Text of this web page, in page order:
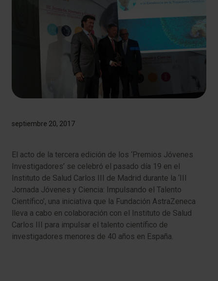
septiembre 20, 2017
El acto de la tercera edición de los ‘Premios Jóvenes
Investigadores’ se celebró el pasado día 19 en el
Instituto de Salud Carlos III de Madrid durante la ‘III
Jornada Jóvenes y Ciencia: Impulsando el Talento
Científico’, una iniciativa que la Fundación AstraZeneca
lleva a cabo en colaboración con el Instituto de Salud
Carlos III para impulsar el talento científico de
investigadores menores de 40 años en España.